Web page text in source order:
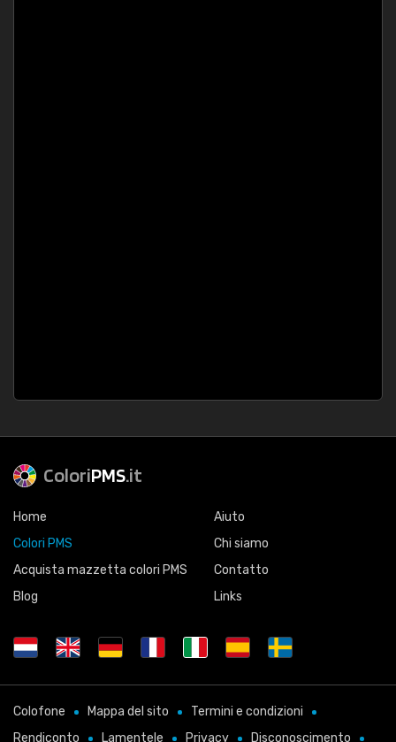
ColoriPMS.it
Home
Colori PMS
Acquista mazzetta colori PMS
Blog
Aiuto
Chi siamo
Contatto
Links
Colofone Mappa del sito
Termini e condizioni
Rendiconto
Lamentele Privacy Disconoscimento